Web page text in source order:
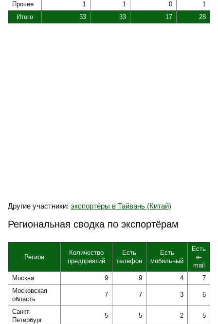
Прочее
1 1 0
1
Итого
33 33 17 28
Другие участники: экспортёры в Тайвань (Китай)
Региональная сводка по экспортёрам
Регион
Количество
предприятий
Есть
телефон
Есть
мобильный
Есть
e-
mail
Москва
9 9 4
7
Московская
область
7 7 3 6
Санкт-
Петербург
5 5 2 5